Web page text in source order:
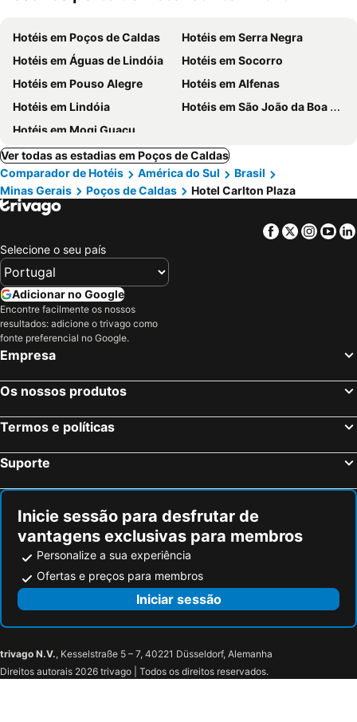
Hotéis em Poços de Caldas
Hotéis em Serra Negra
Hotéis em Águas de Lindóia
Hotéis em Socorro
Hotéis em Pouso Alegre
Hotéis em Alfenas
Hotéis em Lindóia
Hotéis em São João da Boa Vista
Hotéis em Mogi Guaçu
Ver todas as estadias em Poços de Caldas
Comparador de Hotéis
América do Sul
Brasil
Minas Gerais
Poços de Caldas Hotel Carlton Plaza
Facebook
Twitter
Selecione o seu país
Adicionar no Google
Encontre facilmente os nossos
resultados: adicione o trivago como
fonte preferencial no Google.
Empresa
Os nossos produtos
Termos e políticas
Suporte
Inicie sessão para desfrutar de
vantagens exclusivas para membros
Personalize a sua experiência
Ofertas e preços para membros
Iniciar sessão
trivago N.V., Kesselstraße 5 – 7, 40221 Düsseldorf, Alemanha
Direitos autorais 2026 trivago | Todos os direitos reservados.